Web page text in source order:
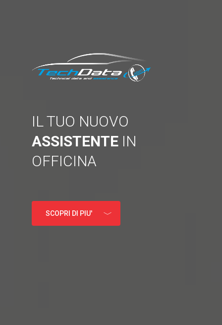
IL TUO NUOVO
ASSISTENTE IN
OFFICINA
SCOPRI DI PIU'